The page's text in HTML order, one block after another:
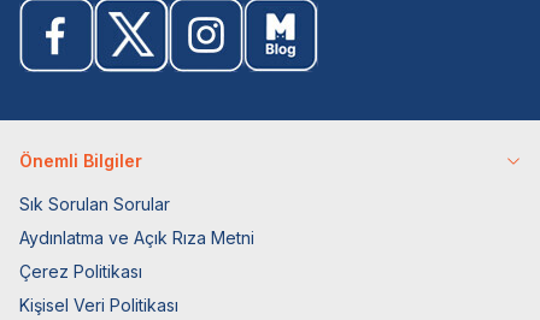
Önemli Bilgiler
Sık Sorulan Sorular
Aydınlatma ve Açık Rıza Metni
Çerez Politikası
Kişisel Veri Politikası